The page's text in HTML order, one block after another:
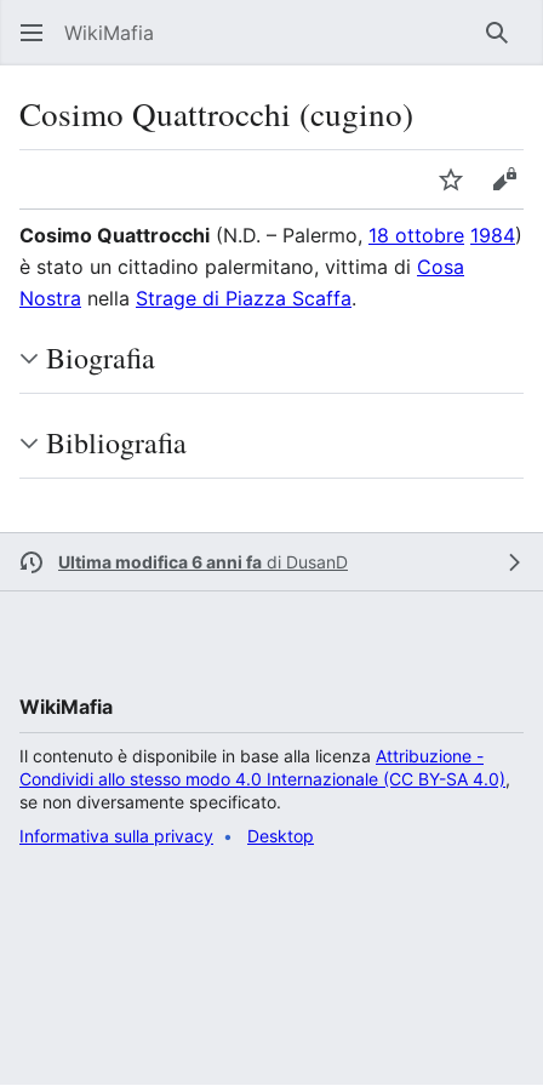
WikiMafia
Cosimo Quattrocchi (cugino)
Segui
Cosimo Quattrocchi (N.D. – Palermo, 18 ottobre 1984)
è stato un cittadino palermitano, vittima di Cosa
Nostra nella Strage di Piazza Scaffa.
Biografia
Bibliografia
Ultima modifica 6 anni fa di DusanD
WikiMafia
Il contenuto è disponibile in base alla licenza Attribuzione -
Condividi allo stesso modo 4.0 Internazionale (CC BY-SA 4.0),
se non diversamente specificato.
Informativa sulla privacy
Desktop